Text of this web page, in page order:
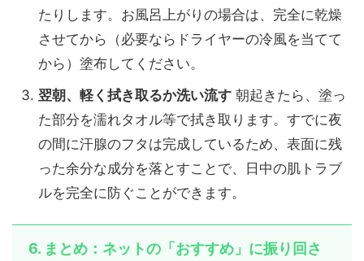
たりします。お風呂上がりの場合は、完全に乾燥
させてから（必要ならドライヤーの冷風を当てて
から）塗布してください。
翌朝、軽く拭き取るか洗い流す 朝起きたら、塗っ
た部分を濡れタオル等で拭き取ります。すでに夜
の間に汗腺のフタは完成しているため、表面に残
った余分な成分を落とすことで、日中の肌トラブ
ルを完全に防ぐことができます。
6. まとめ：ネットの「おすすめ」に振り回さ